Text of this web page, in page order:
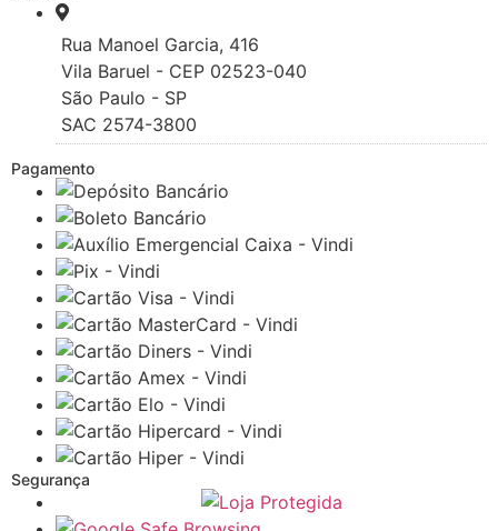
Rua Manoel Garcia, 416
Vila Baruel - CEP 02523-040
São Paulo - SP
SAC 2574-3800
Pagamento
Segurança